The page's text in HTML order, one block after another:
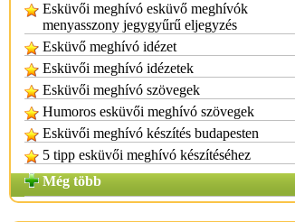
Esküvői meghívó esküvő meghívók
menyasszony jegygyűrű eljegyzés
Esküvő meghívó idézet
Esküvői meghívó idézetek
Esküvői meghívó szövegek
Humoros esküvői meghívó szövegek
Esküvői meghívó készítés budapesten
5 tipp esküvői meghívó készítéséhez
Még több